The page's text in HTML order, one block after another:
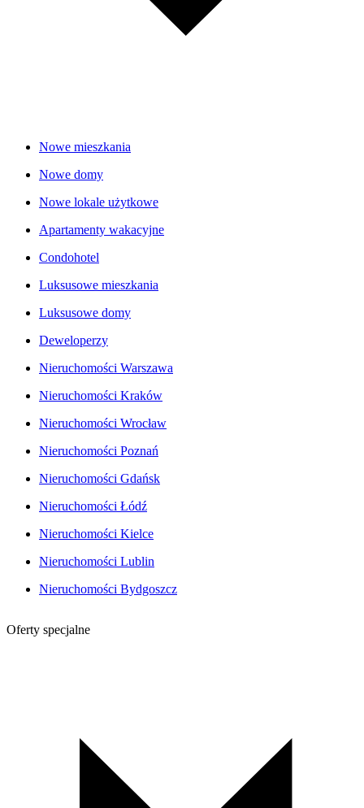
Nowe mieszkania
Nowe domy
Nowe lokale użytkowe
Apartamenty wakacyjne
Condohotel
Luksusowe mieszkania
Luksusowe domy
Deweloperzy
Nieruchomości Warszawa
Nieruchomości Kraków
Nieruchomości Wrocław
Nieruchomości Poznań
Nieruchomości Gdańsk
Nieruchomości Łódź
Nieruchomości Kielce
Nieruchomości Lublin
Nieruchomości Bydgoszcz
Oferty specjalne